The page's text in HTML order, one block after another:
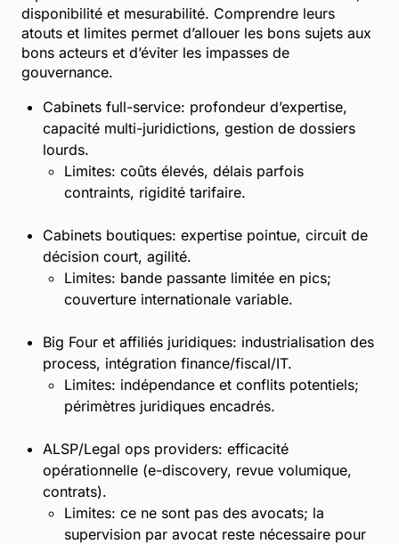
disponibilité et mesurabilité. Comprendre leurs
atouts et limites permet d’allouer les bons sujets aux
bons acteurs et d’éviter les impasses de
gouvernance.
Cabinets full-service: profondeur d’expertise,
capacité multi-juridictions, gestion de dossiers
lourds.
Limites: coûts élevés, délais parfois
contraints, rigidité tarifaire.
Cabinets boutiques: expertise pointue, circuit de
décision court, agilité.
Limites: bande passante limitée en pics;
couverture internationale variable.
Big Four et affiliés juridiques: industrialisation des
process, intégration finance/fiscal/IT.
Limites: indépendance et conflits potentiels;
périmètres juridiques encadrés.
ALSP/Legal ops providers: efficacité
opérationnelle (e-discovery, revue volumique,
contrats).
Limites: ce ne sont pas des avocats; la
supervision par avocat reste nécessaire pour